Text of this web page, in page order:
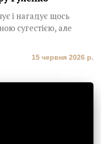
і нагадує щось
сугестією, але
15 червня 2026 р.